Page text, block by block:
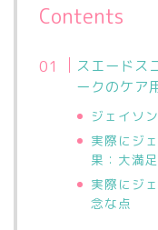
Contents
スエードス
ークのケア
ジェイソ
実際にジ
果：大満足
実際にジ
念な点